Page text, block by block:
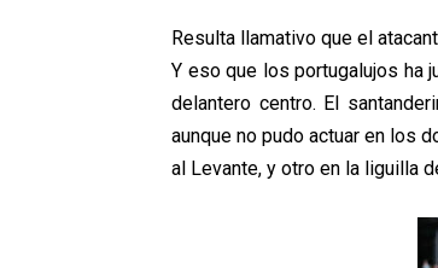
Resulta llamativo que el
Y eso que los portugalujos ha
delantero centro. El
aunque no pudo actuar en los
al Levante, y otro en la liguilla